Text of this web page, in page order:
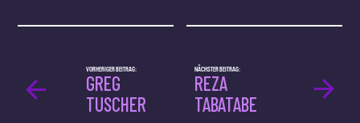
NÄCHSTER BEITRAG:
REZA
TABATABE
VORHERIGER BEITRAG:
GREG
TUSCHER